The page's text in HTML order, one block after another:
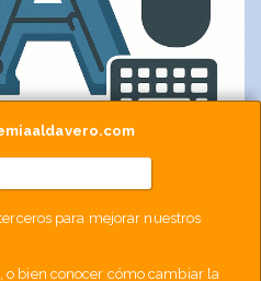
para mejorar nuestros
o bien conocer cómo cambiar la